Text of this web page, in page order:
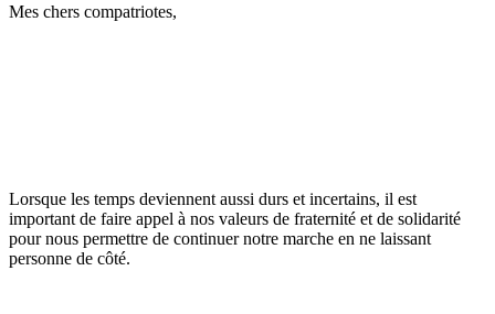
Mes chers compatriotes,
Lorsque les temps deviennent aussi durs et incertains, il est
important de faire appel à nos valeurs de fraternité et de solidarité
pour nous permettre de continuer notre marche en ne laissant
personne de côté.